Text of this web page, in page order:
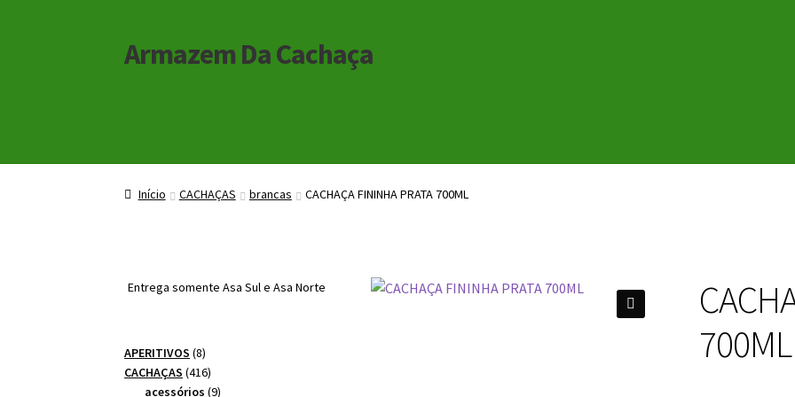
Pular
para
Pular
para
Armazem Da Cachaça
Início CACHAÇAS brancas CACHAÇA FININHA PRATA 700ML
700ML
Entrega somente Asa Sul e Asa Norte
APERITIVOS 88
produtos
CACHAÇAS 416416
produtos
acessórios 99